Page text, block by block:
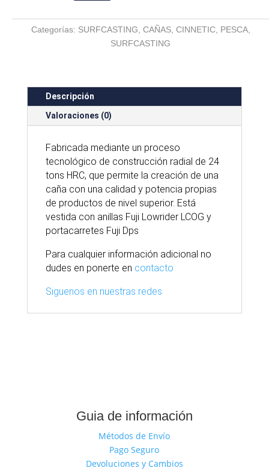
LC
420
Categorías: SURFCASTING CAÑAS, CINNETIC, PESCA,
SURFCASTING
Descripción
Valoraciones (0)
Fabricada mediante un proceso
tecnológico de construcción radial de 24
tons HRC, que permite la creación de una
caña con una calidad y potencia propias
de productos de nivel superior. Está
vestida con anillas Fuji Lowrider LCOG y
portacarretes Fuji Dps
Para cualquier información adicional no
dudes en ponerte en contacto
Siguenos en nuestras redes
Guia de información
Métodos de Envío
Pago Seguro
Devoluciones y Cambios